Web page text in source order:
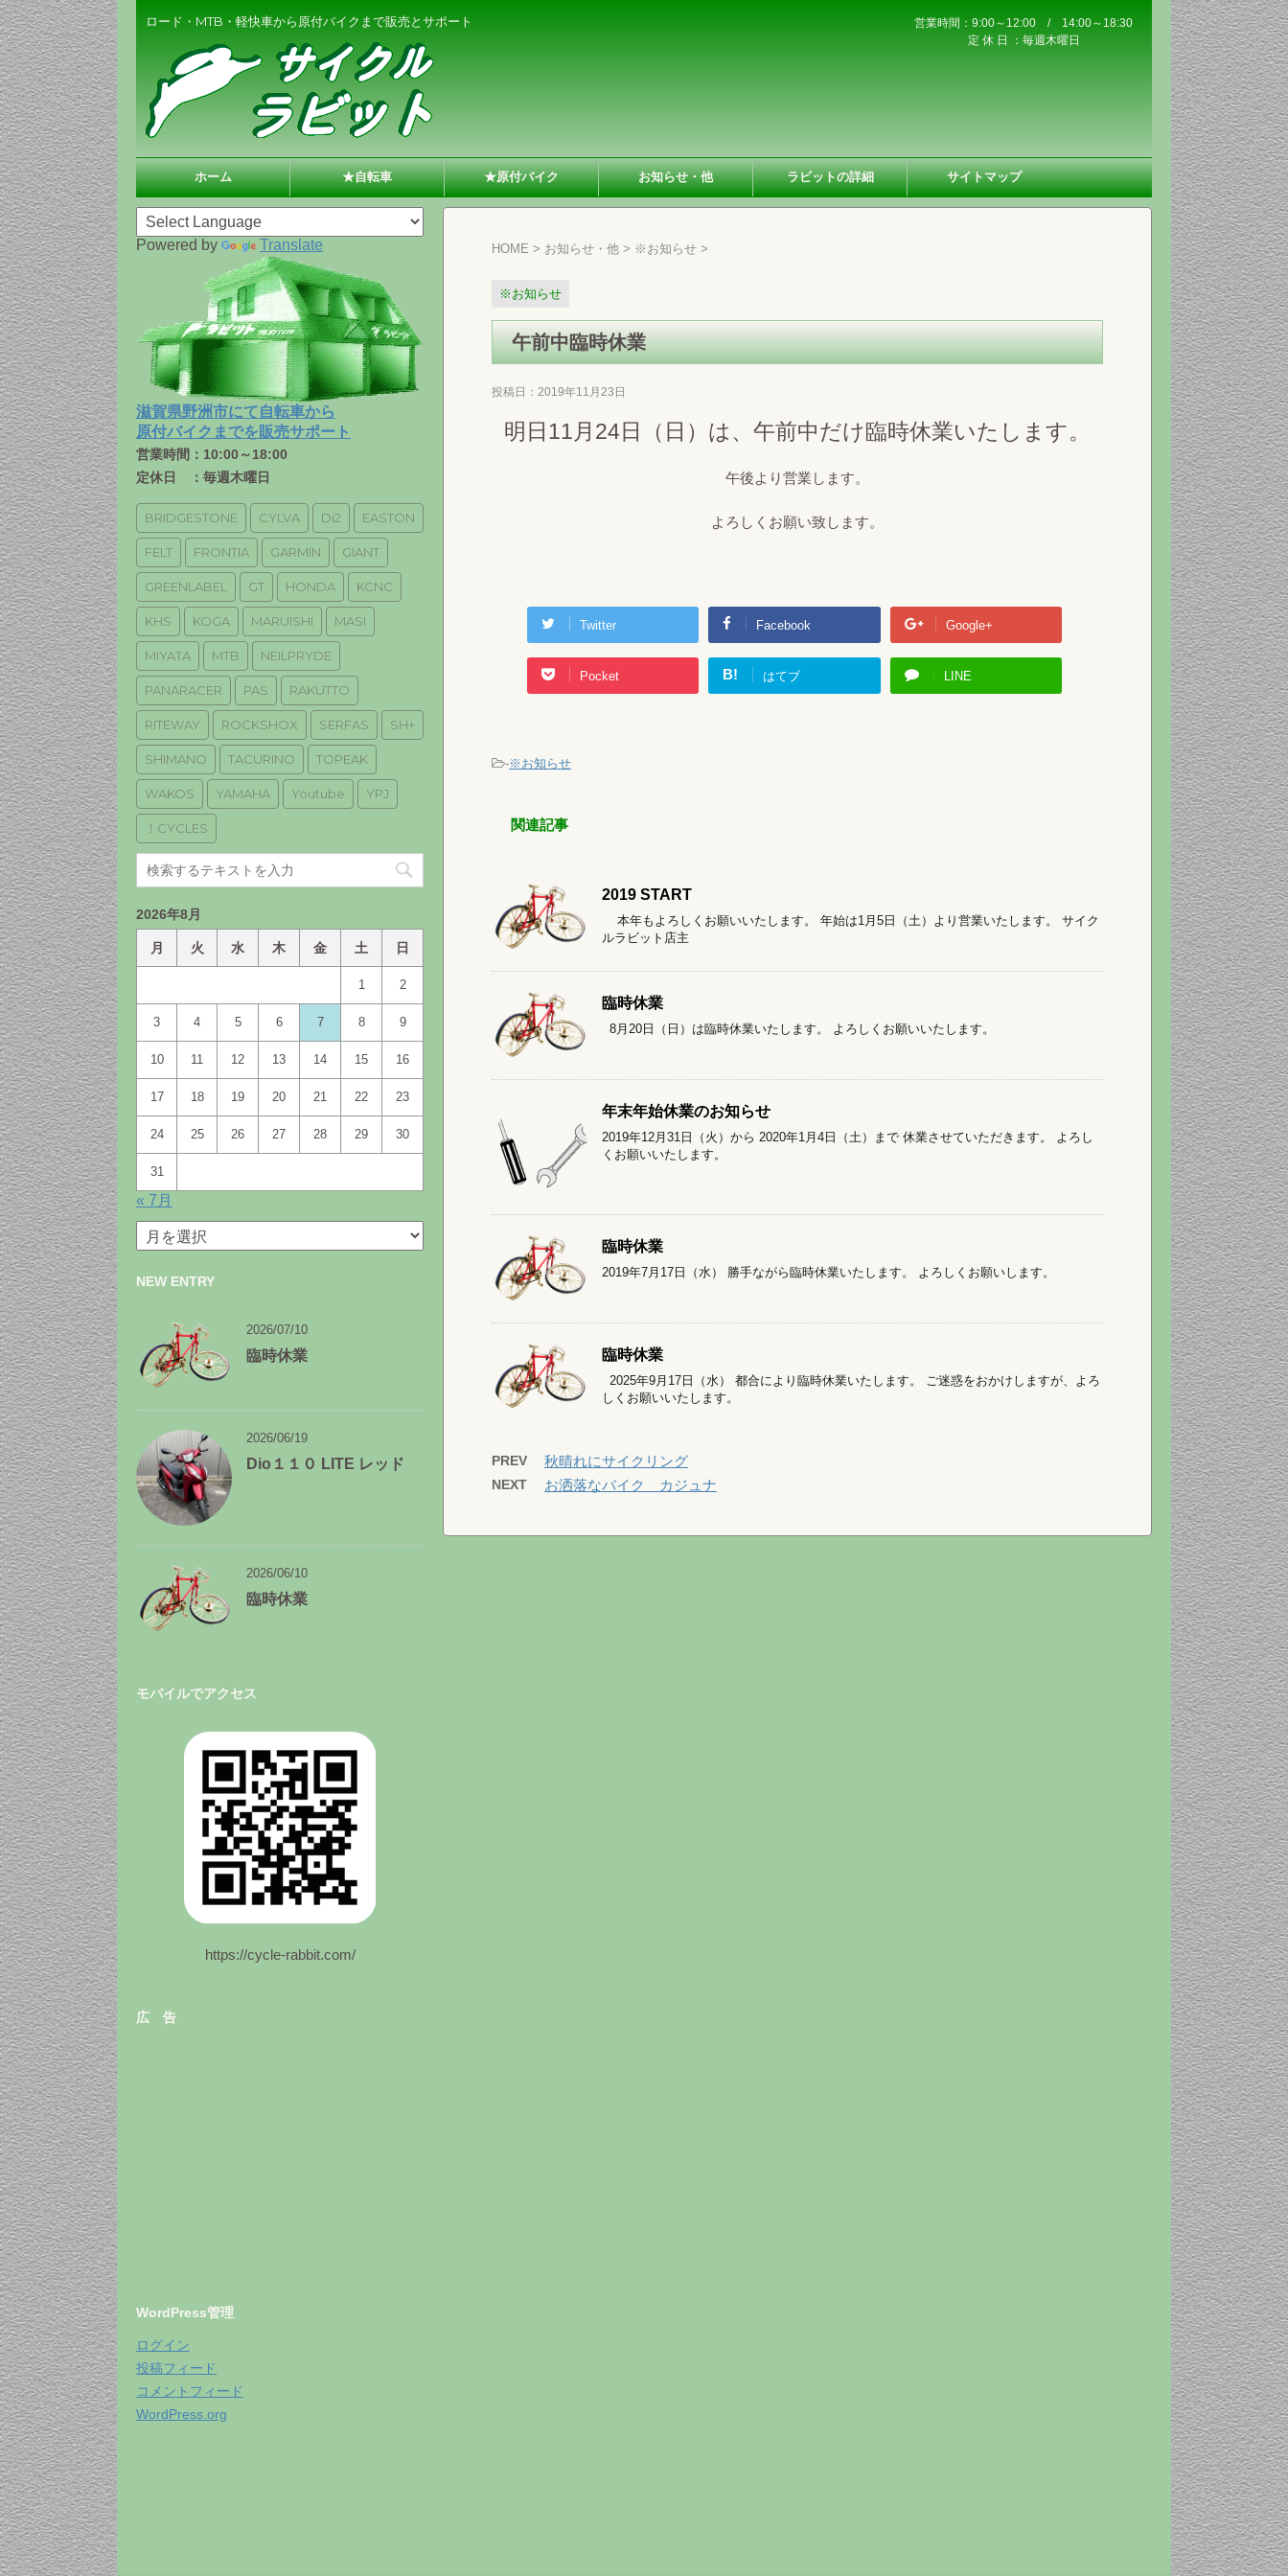
ロード・MTB・軽快車から原付バイクまで販売とサポート
営業時間：9:00～12:00 / 14:00～18:30
定 休 日 ：毎週木曜日
ホーム ★自転車 ★原付バイク お知らせ・他 ラビットの詳細 サイトマップ
HOME > お知らせ・他 > ※お知らせ >
※お知らせ
午前中臨時休業
投稿日： 2019年11月23日
明日11月24日（日）は、午前中だけ臨時休業いたします。
午後より営業します。
よろしくお願い致します。
Twitter Facebook Google+
Pocket B! はてブ LINE
-※お知らせ
関連記事
2019 START
本年もよろしくお願いいたします。 年始は1月5日（土）より営業いたします。 サイク
ルラビット店主
臨時休業
8月20日（日）は臨時休業いたします。 よろしくお願いいたします。
年末年始休業のお知らせ
2019年12月31日（火）から 2020年1月4日（土）まで 休業させていただきます。 よろし
くお願いいたします。
臨時休業
2019年7月17日（水） 勝手ながら臨時休業いたします。 よろしくお願いします。
臨時休業
2025年9月17日（水） 都合により臨時休業いたします。 ご迷惑をおかけしますが、よろ
しくお願いいたします。
PREV 秋晴れにサイクリング
NEXT お洒落なバイク カジュナ
Powered by Translate
滋賀県野洲市にて自転車から
原付バイクまでを販売サポート
営業時間：10:00～18:00
定休日 ：毎週木曜日
BRIDGESTONE CYLVA Di2 EASTON
FELT FRONTIA GARMIN GIANT
GREENLABEL GT HONDA KCNC
KHS KOGA MARUISHI MASI
MIYATA MTB NEILPRYDE
PANARACER PAS RAKUTTO
RITEWAY ROCKSHOX SERFAS SH+
SHIMANO TACURINO TOPEAK
WAKOS YAMAHA Youtube YPJ
！CYCLES
2026年8月
月 火 水 木 金 土 日
1 2
3 4 5 6 7 8 9
10 11 12 13 14 15 16
17 18 19 20 21 22 23
24 25 26 27 28 29 30
31
« 7月
月
別
ー
ブ
NEW ENTRY
2026/07/10
臨時休業
2026/06/19
Dio１１０ LITE レッド
2026/06/10
臨時休業
モバイルでアクセス
https://cycle-rabbit.com/
広 告
WordPress管理
ログイン
投稿フィード
コメントフィード
WordPress.org